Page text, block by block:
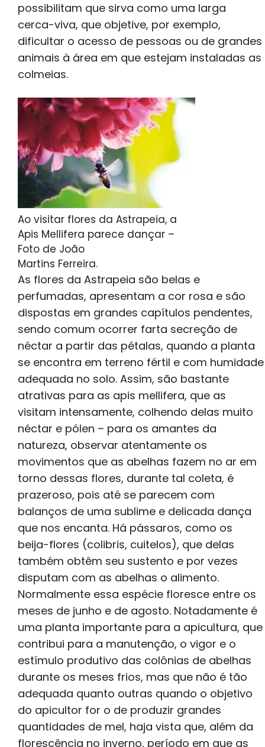
possibilitam que sirva como uma larga
cerca-viva, que objetive, por exemplo,
dificultar o acesso de pessoas ou de grandes
animais à área em que estejam instaladas as
colmeias.
Ao visitar flores da Astrapeia, a
Apis Mellifera parece dançar –
Foto de João
Martins Ferreira.
As flores da Astrapeia são belas e
perfumadas, apresentam a cor rosa e são
dispostas em grandes capítulos pendentes,
sendo comum ocorrer farta secreção de
néctar a partir das pétalas, quando a planta
se encontra em terreno fértil e com humidade
adequada no solo. Assim, são bastante
atrativas para as apis mellifera, que as
visitam intensamente, colhendo delas muito
néctar e pólen – para os amantes da
natureza, observar atentamente os
movimentos que as abelhas fazem no ar em
torno dessas flores, durante tal coleta, é
prazeroso, pois até se parecem com
balanços de uma sublime e delicada dança
que nos encanta. Há pássaros, como os
beija-flores (colibris, cuitelos), que delas
também obtêm seu sustento e por vezes
disputam com as abelhas o alimento.
Normalmente essa espécie floresce entre os
meses de junho e de agosto. Notadamente é
uma planta importante para a apicultura, que
contribui para a manutenção, o vigor e o
estímulo produtivo das colônias de abelhas
durante os meses frios, mas que não é tão
adequada quanto outras quando o objetivo
do apicultor for o de produzir grandes
quantidades de mel, haja vista que, além da
florescência no inverno, período em que as